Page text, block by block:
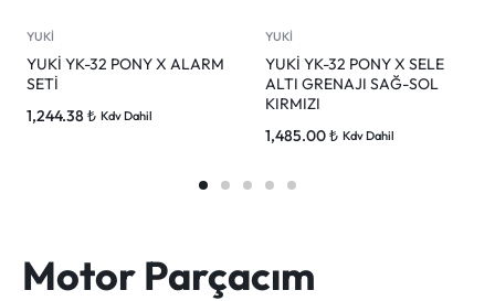
YUKİ
YUKİ YK-32 PONY X ALARM
SETİ
1,244.38₺ Kdv Dahil
YUKİ
YUKİ YK-32 PONY X SELE
ALTI GRENAJI SAĞ-SOL
KIRMIZI
1,485.00₺ Kdv Dahil
Motor Parçacım